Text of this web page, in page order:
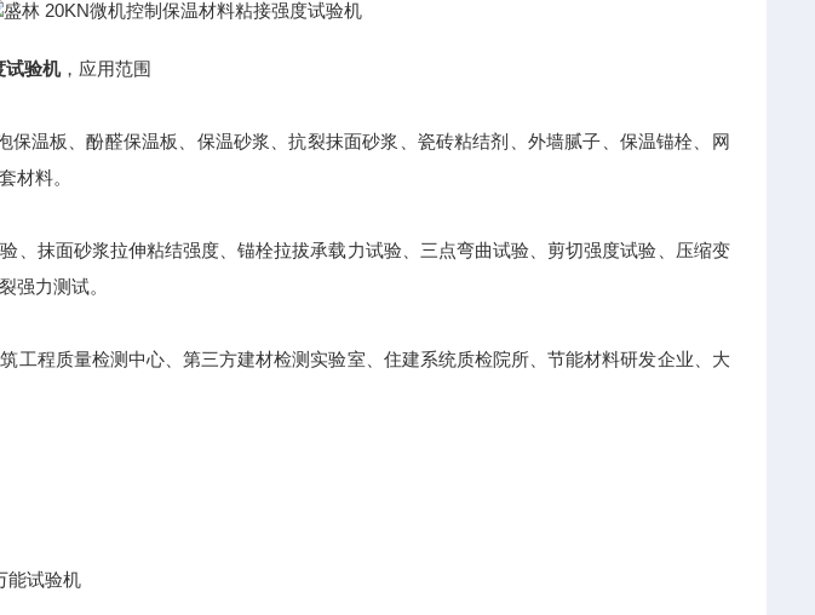
试验机，应用范围
保温板、酚醛保温板、保温砂浆、抗裂抹面砂浆、瓷砖粘结剂、外墙腻子、保温锚栓、网
材料。
、抹面砂浆拉伸粘结强度、锚栓拉拔承载力试验、三点弯曲试验、剪切强度试验、压缩变
强力测试。
工程质量检测中心、第三方建材检测实验室、住建系统质检院所、节能材料研发企业、大
能试验机